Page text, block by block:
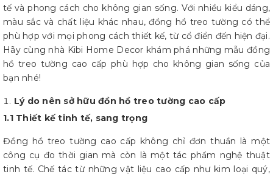
tế và phong cách cho không gian sống. Với nhiều kiểu dáng,
màu sắc và chất liệu khác nhau, đồng hồ treo tường có thể
phù hợp với mọi phong cách thiết kế, từ cổ điển đến hiện đại.
Hãy cùng nhà Kibi Home Decor khám phá những mẫu đồng
hồ treo tường cao cấp phù hợp cho không gian sống của
bạn nhé!
Lý do nên sở hữu đồn hồ treo tường cao cấp
1.1 Thiết kế tinh tế, sang trọng
Đồng hồ treo tường cao cấp không chỉ đơn thuần là một
công cụ đo thời gian mà còn là một tác phẩm nghệ thuật
tinh tế. Chế tác từ những vật liệu cao cấp như kim loại quý,